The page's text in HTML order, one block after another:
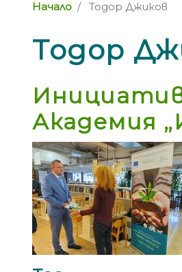
Начало Тодор Джиков
Тодор
Академия